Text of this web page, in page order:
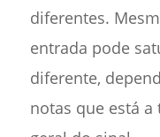
diferentes.
entrada pode
diferente,
notas que está